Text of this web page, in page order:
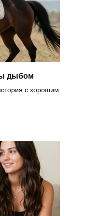
дыбом
с хорошим